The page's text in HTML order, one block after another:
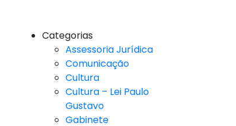
Categorias
Assessoria Jurídica
Comunicação
Cultura
Cultura – Lei Paulo
Gustavo
Gabinete